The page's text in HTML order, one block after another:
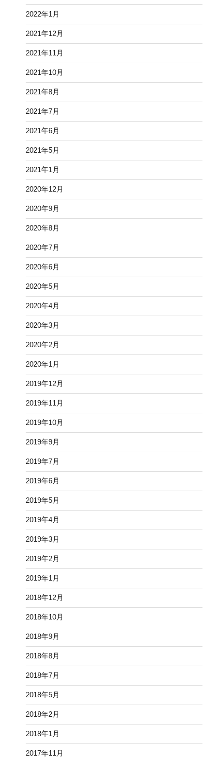
2022年1月
2021年12月
2021年11月
2021年10月
2021年8月
2021年7月
2021年6月
2021年5月
2021年1月
2020年12月
2020年9月
2020年8月
2020年7月
2020年6月
2020年5月
2020年4月
2020年3月
2020年2月
2020年1月
2019年12月
2019年11月
2019年10月
2019年9月
2019年7月
2019年6月
2019年5月
2019年4月
2019年3月
2019年2月
2019年1月
2018年12月
2018年10月
2018年9月
2018年8月
2018年7月
2018年5月
2018年2月
2018年1月
2017年11月